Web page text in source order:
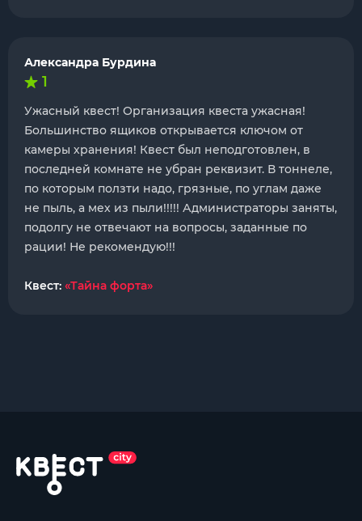
Александра Бурдина
1
Ужасный квест! Организация квеста ужасная!
Большинство ящиков открывается ключом от
камеры хранения! Квест был неподготовлен, в
последней комнате не убран реквизит. В тоннеле,
по которым ползти надо, грязные, по углам даже
не пыль, а мех из пыли!!!!! Администраторы заняты,
подолгу не отвечают на вопросы, заданные по
рации! Не рекомендую!!!
Квест: «Тайна форта»